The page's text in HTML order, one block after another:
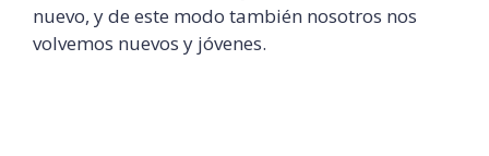
nuevo, y de este modo también nosotros nos
volvemos nuevos y jóvenes.